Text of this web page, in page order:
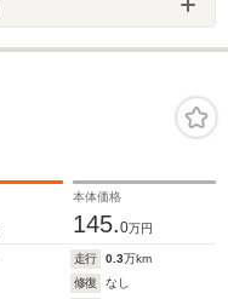
本体価格
145.0万円
走行 0.3万km
修復
なし